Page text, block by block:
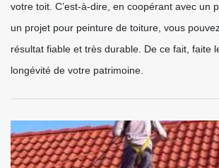
votre toit. C’est-à-dire, en coopérant avec un
un projet pour peinture de toiture, vous
résultat fiable et très durable. De ce fait, faite
longévité de votre patrimoine.